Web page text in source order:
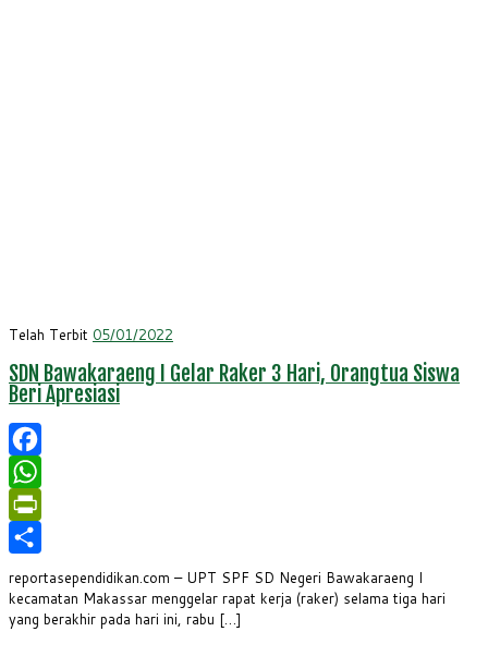
Telah Terbit 05/01/2022
SDN Bawakaraeng I Gelar Raker 3 Hari, Orangtua Siswa
Beri Apresiasi
Facebook
WhatsApp
PrintFriendly
Share
reportasependidikan.com – UPT SPF SD Negeri Bawakaraeng I
kecamatan Makassar menggelar rapat kerja (raker) selama tiga hari
yang berakhir pada hari ini, rabu […]